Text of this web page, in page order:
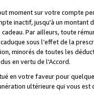
moment sur votre compte
inactif, jusqu'à un montant
Par ailleurs, toute
sous l’effet de la
minorés de toutes les
en vertu de l'Accord.
en votre faveur pour
ultérieure qui vous est